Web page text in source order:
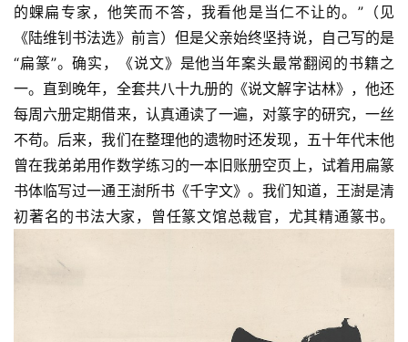
的蜾扁专家，他笑而不答，我看他是当仁不让的。”（见
《陆维钊书法选》前言）但是父亲始终坚持说，自己写的是
“扁篆”。确实，《说文》是他当年案头最常翻阅的书籍之
一。直到晚年，全套共八十九册的《说文解字诂林》，他还
每周六册定期借来，认真通读了一遍，对篆字的研究，一丝
不苟。后来，我们在整理他的遗物时还发现，五十年代末他
曾在我弟弟用作数学练习的一本旧账册空页上，试着用扁篆
书体临写过一通王澍所书《千字文》。我们知道，王澍是清
初著名的书法大家，曾任篆文馆总裁官，尤其精通篆书。